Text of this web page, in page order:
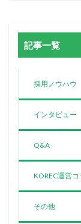
記事一覧
採用ノウハウ
インタビュー
Q&A
KOREC運営コ
その他